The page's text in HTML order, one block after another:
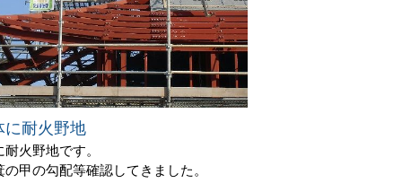
に耐火野地
火野地です。
甲の勾配等確認してきました。